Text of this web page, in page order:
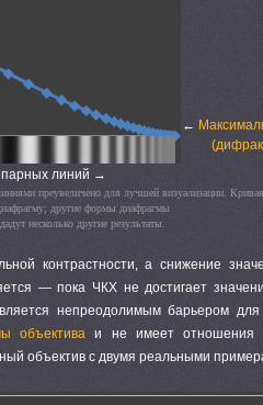
←
парных линий →
преувеличено для лучшей визуализации.
другие формы диафрагмы
дадут несколько другие результаты.
контрастности, а снижение
— пока ЧКХ не достигает
непреодолимым барьером
объектива и не имеет отношения
объектив с двумя реальными